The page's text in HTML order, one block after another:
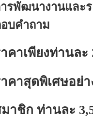
รพัฒนางานและ
บคำถาม
คาเพียงท่านละ
คาสุดพิเศษอย่า
าชิก ท่านละ